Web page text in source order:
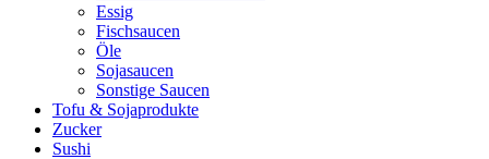
Essig
Fischsaucen
Öle
Sojasaucen
Sonstige Saucen
Tofu & Sojaprodukte
Zucker
Sushi